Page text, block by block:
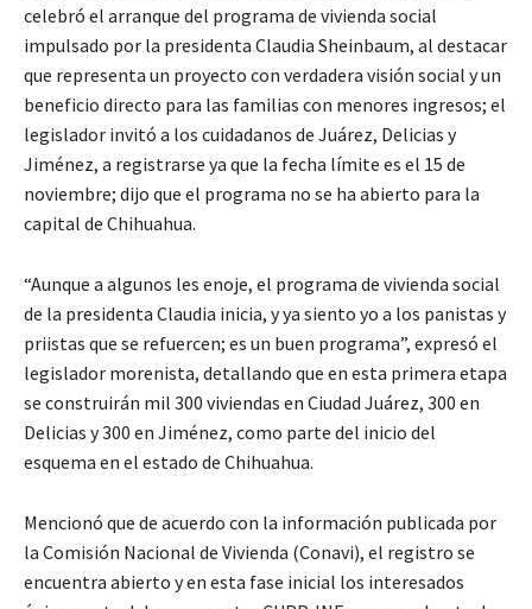
celebró el arranque del programa de vivienda social
impulsado por la presidenta Claudia Sheinbaum, al destacar
que representa un proyecto con verdadera visión social y un
beneficio directo para las familias con menores ingresos; el
legislador invitó a los cuidadanos de Juárez, Delicias y
Jiménez, a registrarse ya que la fecha límite es el 15 de
noviembre; dijo que el programa no se ha abierto para la
capital de Chihuahua.
“Aunque a algunos les enoje, el programa de vivienda social
de la presidenta Claudia inicia, y ya siento yo a los panistas y
priistas que se refuercen; es un buen programa”, expresó el
legislador morenista, detallando que en esta primera etapa
se construirán mil 300 viviendas en Ciudad Juárez, 300 en
Delicias y 300 en Jiménez, como parte del inicio del
esquema en el estado de Chihuahua.
Mencionó que de acuerdo con la información publicada por
la Comisión Nacional de Vivienda (Conavi), el registro se
encuentra abierto y en esta fase inicial los interesados